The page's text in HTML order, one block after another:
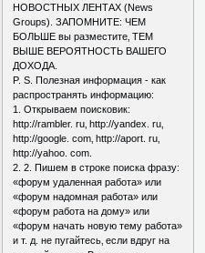
НОВОСТНЫХ ЛЕНТАХ (News
Groups). ЗАПОМНИТЕ: ЧЕМ
БОЛЬШЕ вы разместите‚ ТЕМ
ВЫШЕ ВЕРОЯТНОСТЬ ВАШЕГО
ДОХОДА.
P. S. Полезная информация - как
распространять информацию:
1. Открываем поисковик:
http://rambler. ru‚ http://yandex. ru‚
http://google. com‚ http://aport. ru‚
http://yahoo. com.
2. 2. Пишем в строке поиска фразу:
«форум удаленная работа» или
«форум надомная работа» или
«форум работа на дому» или
«форум начать новую тему работа»
и т. д. не пугайтесь‚ если вдруг на